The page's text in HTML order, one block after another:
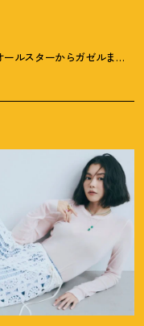
ールスターからガゼルまで。